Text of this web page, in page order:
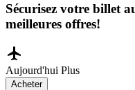
Sécurisez votre billet
meilleures offres!
Aujourd'hui Plus
Acheter